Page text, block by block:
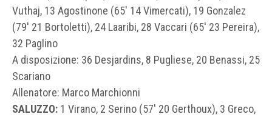
Vuthaj, 13 Agostinone (65′ 14 Vimercati), 19 Gonzalez
(79′ 21 Bortoletti), 24 Laaribi, 28 Vaccari (65′ 23 Pereira),
32 Paglino
A disposizione: 36 Desjardins, 8 Pugliese, 20 Benassi, 25
Scariano
Allenatore: Marco Marchionni
SALUZZO: 1 Virano, 2 Serino (57′ 20 Gerthoux), 3 Greco,